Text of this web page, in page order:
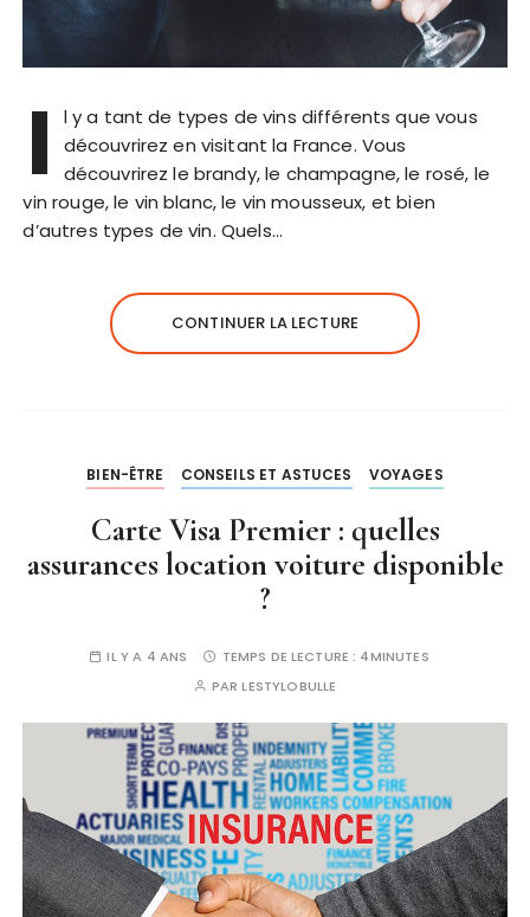
I
l y a tant de types de vins différents que vous
découvrirez en visitant la France. Vous
découvrirez le brandy, le champagne, le rosé, le
vin rouge, le vin blanc, le vin mousseux, et bien
d’autres types de vin. Quels…
CONTINUER LA LECTURE
BIEN-ÊTRE CONSEILS ET ASTUCES VOYAGES
Carte Visa Premier : quelles
assurances location voiture disponible
?
IL Y A 4 ANS TEMPS DE LECTURE : 4MINUTES
PARLESTYLOBULLE